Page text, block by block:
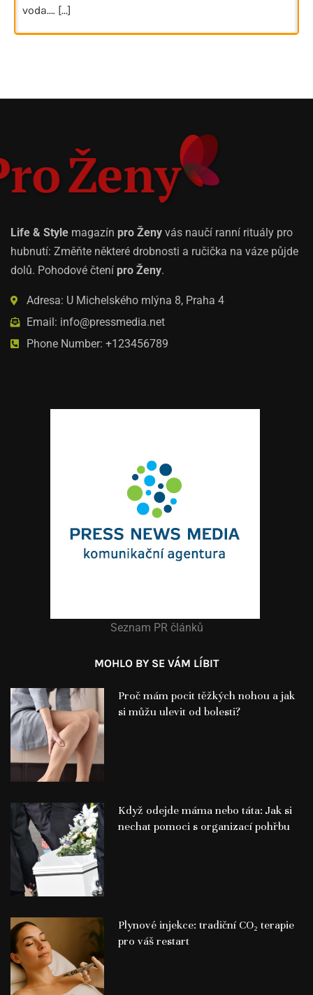
voda.… [...]
Life & Style magazín pro Ženy vás naučí ranní rituály pro
hubnutí: Změňte některé drobnosti a ručička na váze půjde
dolů. Pohodové čtení pro Ženy.
Adresa: U Michelského mlýna 8, Praha 4
Email: info@pressmedia.net
Phone Number: +123456789
Seznam PR článků
MOHLO BY SE VÁM LÍBIT
Proč mám pocit těžkých nohou a jak
si můžu ulevit od bolesti?
Když odejde máma nebo táta: Jak si
nechat pomoci s organizací pohřbu
Plynové injekce: tradiční CO₂ terapie
pro váš restart